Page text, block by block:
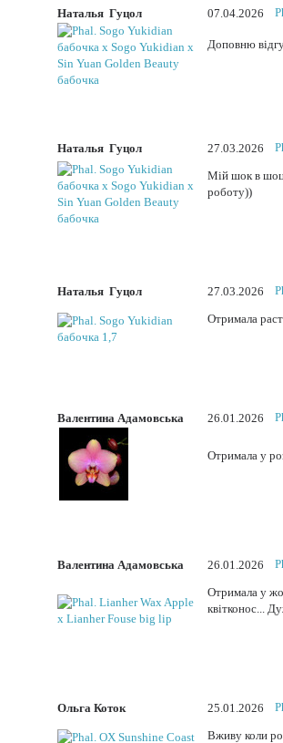
Наталья Гуцол 07.04.2026
Доповню
Наталья Гуцол 27.03.2026
Мій шок в
роботу))
Наталья Гуцол 27.03.2026
Отримала
Валентина Адамовська 26.01.2026
Отримала у
Валентина Адамовська 26.01.2026
Отримала у
квітконос...
Ольга Коток 25.01.2026
Вживу коли